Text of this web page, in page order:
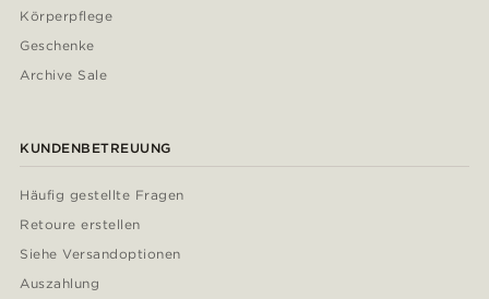
Körperpflege
Geschenke
Archive Sale
KUNDENBETREUUNG
Häufig gestellte Fragen
Retoure erstellen
Siehe Versandoptionen
Auszahlung